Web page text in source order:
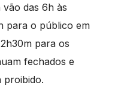
das 6h às
para o público em
para os
fechados e
proibido.